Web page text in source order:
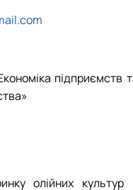
підприємств
олійних культур